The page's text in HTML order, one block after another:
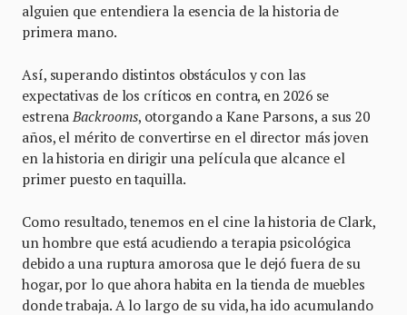
alguien que entendiera la esencia de la historia de
primera mano.
Así, superando distintos obstáculos y con las
expectativas de los críticos en contra, en 2026 se
estrena Backrooms, otorgando a Kane Parsons, a sus 20
años, el mérito de convertirse en el director más joven
en la historia en dirigir una película que alcance el
primer puesto en taquilla.
Como resultado, tenemos en el cine la historia de Clark,
un hombre que está acudiendo a terapia psicológica
debido a una ruptura amorosa que le dejó fuera de su
hogar, por lo que ahora habita en la tienda de muebles
donde trabaja. A lo largo de su vida, ha ido acumulando